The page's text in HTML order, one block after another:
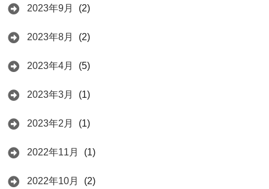
2023年9月 (2)
2023年8月 (2)
2023年4月 (5)
2023年3月 (1)
2023年2月 (1)
2022年11月 (1)
2022年10月 (2)